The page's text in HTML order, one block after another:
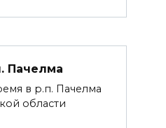
Пачелма
в р.п. Пачелма
области